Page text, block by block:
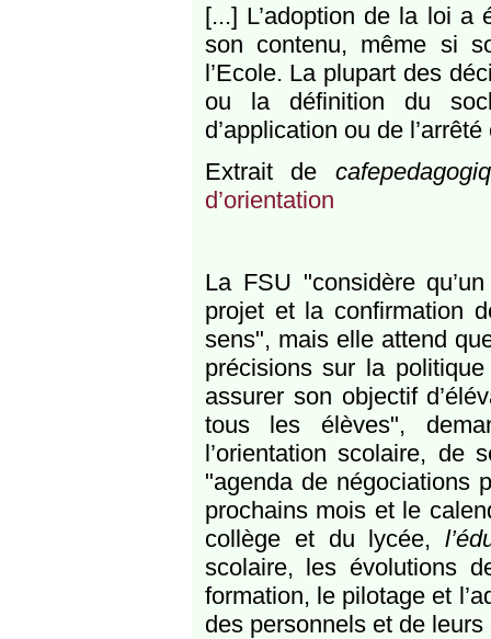
[...] L’adoption de la loi a
son contenu, même si
l’Ecole. La plupart des
ou la définition du
d’application ou de
Extrait de
d’orientation
La FSU "considère
projet et la confirmation
sens", mais elle attend
précisions sur la
assurer son objectif
tous les élèves",
l’orientation scolaire, de
"agenda de négociations
prochains mois et le
collège et du lycée,
scolaire, les évolutions
formation, le pilotage et
des personnels et de